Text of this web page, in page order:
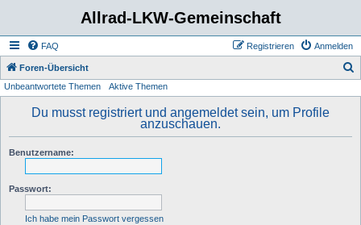
Allrad-LKW-Gemeinschaft
FAQ Anmelden
Registrieren
Foren-Übersicht
Unbeantwortete Themen Aktive Themen
Du musst registriert und angemeldet sein, um Profile
anzuschauen.
Benutzername:
Passwort:
Ich habe mein Passwort vergessen